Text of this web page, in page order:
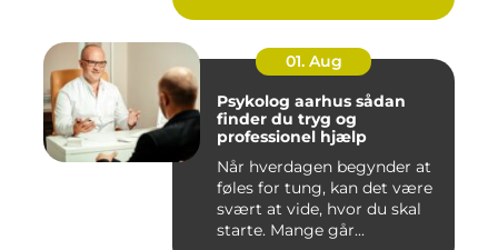
01. Aug
Psykolog aarhus sådan
finder du tryg og
professionel hjælp
Når hverdagen begynder at
føles for tung, kan det være
svært at vide, hvor du skal
starte. Mange går...